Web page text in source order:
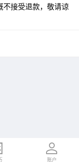
不接受退款，敬请谅
账户